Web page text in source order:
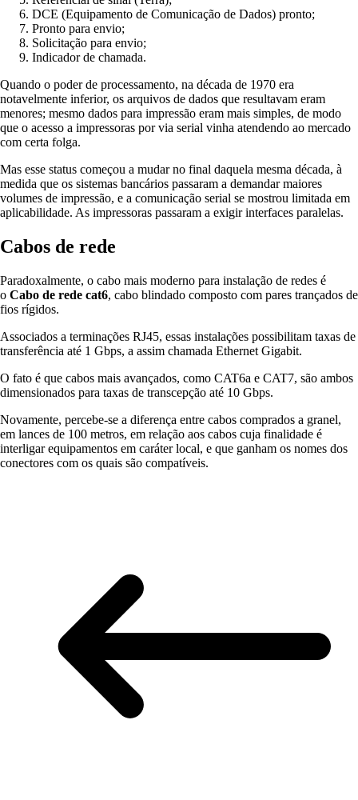
DCE (Equipamento de Comunicação de Dados) pronto;
Pronto para envio;
Solicitação para envio;
Indicador de chamada.
Quando o poder de processamento, na década de 1970 era
notavelmente inferior, os arquivos de dados que resultavam eram
menores; mesmo dados para impressão eram mais simples, de modo
que o acesso a impressoras por via serial vinha atendendo ao mercado
com certa folga.
Mas esse status começou a mudar no final daquela mesma década, à
medida que os sistemas bancários passaram a demandar maiores
volumes de impressão, e a comunicação serial se mostrou limitada em
aplicabilidade. As impressoras passaram a exigir interfaces paralelas.
Cabos de rede
Paradoxalmente, o cabo mais moderno para instalação de redes é
o Cabo de rede cat6, cabo blindado composto com pares trançados de
fios rígidos.
Associados a terminações RJ45, essas instalações possibilitam taxas de
transferência até 1 Gbps, a assim chamada Ethernet Gigabit.
O fato é que cabos mais avançados, como CAT6a e CAT7, são ambos
dimensionados para taxas de transcepção até 10 Gbps.
Novamente, percebe-se a diferença entre cabos comprados a granel,
em lances de 100 metros, em relação aos cabos cuja finalidade é
interligar equipamentos em caráter local, e que ganham os nomes dos
conectores com os quais são compatíveis.